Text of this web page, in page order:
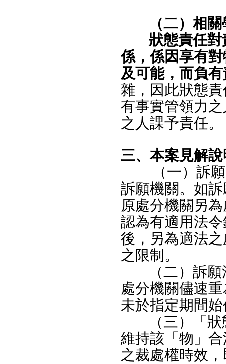
（二）相
狀態責任
係，係因享有
及可能，而負
雜，因此狀態
有事實管領力
之人課予責任。
三、本案見解
（一）訴
訴願機關。如
原處分機關另
認為有適用法
後，另為適法
之限制。
（二）訴
處分機關儘速
未於指定期間
（三）「
維持該「物」
之裁處權時效